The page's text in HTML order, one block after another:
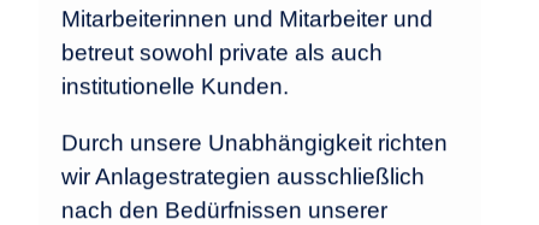
Mitarbeiterinnen und Mitarbeiter und
betreut sowohl private als auch
institutionelle Kunden.
Durch unsere Unabhängigkeit richten
wir Anlagestrategien ausschließlich
nach den Bedürfnissen unserer